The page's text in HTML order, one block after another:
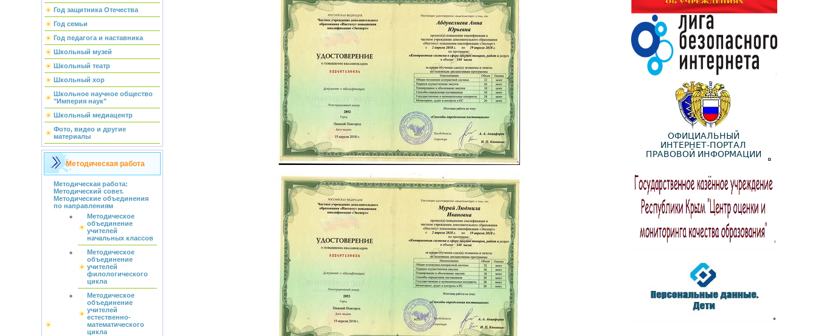
Год защитника Отечества
Год семьи
Год педагога и наставника
Школьный музей
Школьный театр
Школьный хор
Школьное научное общество
"Империя наук"
Школьный медиацентр
Фото, видео и другие
материалы
Методическая работа
Методическая работа:
Методический совет.
Методические объединения
по направлениям
Методическое
объединение
учителей
начальных классов
Методическое
объединение
учителей
филологического
цикла
Методическое
объединение
учителей
естественно-
математического
цикла